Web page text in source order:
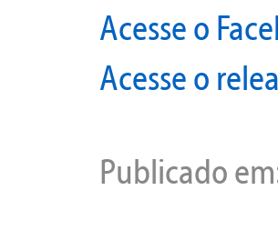
Acesse o
Acesse o
Publicado